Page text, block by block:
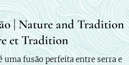
| Nature and Tradition
et Tradition
uma fusão perfeita entre serra e